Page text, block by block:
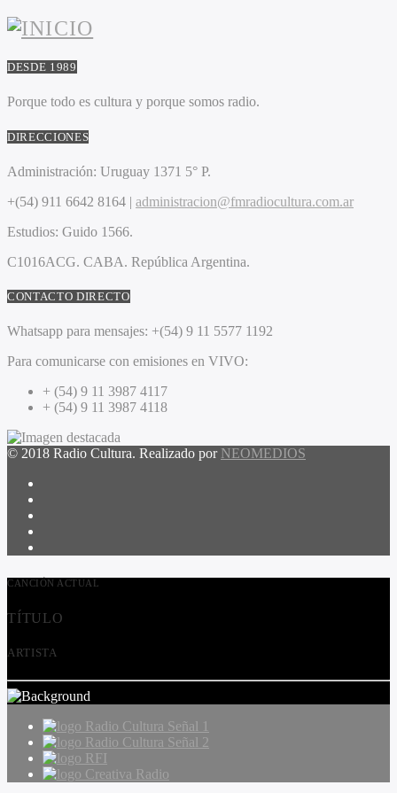
DESDE 1989
Porque todo es cultura y porque somos radio.
DIRECCIONES
Administración: Uruguay 1371 5° P.
+(54) 911 6642 8164 | administracion@fmradiocultura.com.ar
Estudios: Guido 1566.
C1016ACG. CABA. República Argentina.
CONTACTO DIRECTO
Whatsapp para mensajes: +(54) 9 11 5577 1192
Para comunicarse con emisiones en VIVO:
+ (54) 9 11 3987 4117
+ (54) 9 11 3987 4118
© 2018 Radio Cultura. Realizado por NEOMEDIOS
CANCIÓN ACTUAL
TÍTULO
ARTISTA
Radio Cultura Señal 1
Radio Cultura Señal 2
RFI
Creativa Radio